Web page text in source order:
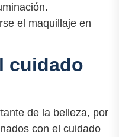
el maquillaje en
cuidado
de la belleza, por
con el cuidado